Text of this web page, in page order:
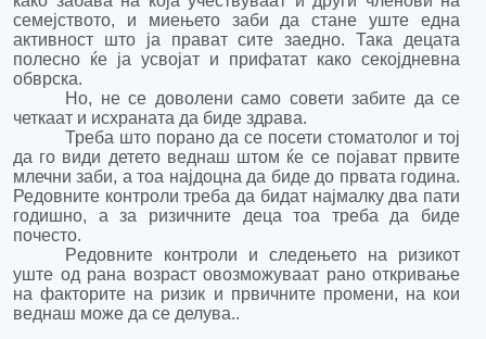
семејството, и миењето заби да стане уште една
активност што ја прават сите заедно. Така децата
полесно ќе ја усвојат и прифатат како секојдневна
обврска.
Но, не се доволени само совети забите да се
четкаат и исхраната да биде здрава.
Треба што порано да се посети стоматолог и тој
да го види детето веднаш штом ќе се појават првите
млечнизаби, а тоа најдоцна да биде до првата година.
Редовните контроли треба да бидат најмалку два пати
годишно, а за ризичните децатоа треба да биде
почесто.
Редовните контроли и следењето на ризикот
уште од рана возраст овозможуваат рано откривање
на факторите на ризик и првичните промени, на кои
веднаш може да се делува..